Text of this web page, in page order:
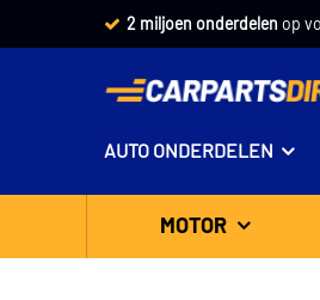
2 miljoen onderdelen op
AUTO ONDERDELEN
MOTOR